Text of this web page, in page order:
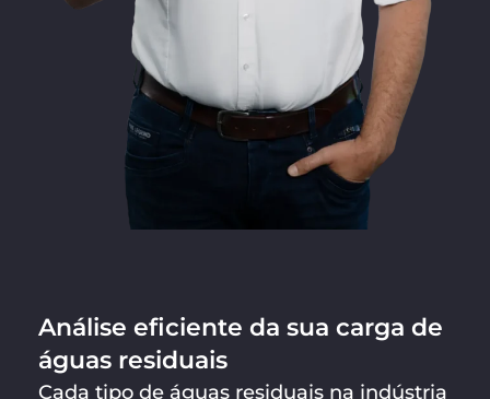
Análise eficiente da sua carga de
águas residuais
Cada tipo de águas residuais na indústria